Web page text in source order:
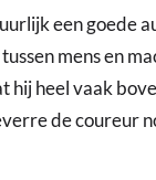
een goede
mens en
hij heel vaak
de coureur